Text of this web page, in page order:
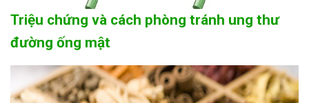
Triệu chứng và cách phòng tránh ung thư
đường ống mật